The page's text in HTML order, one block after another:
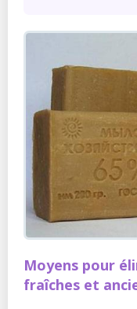
Moyens pour
fraîches et